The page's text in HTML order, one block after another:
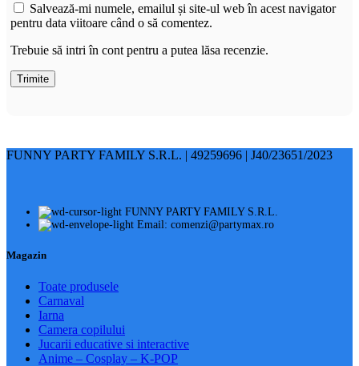
Salvează-mi numele, emailul și site-ul web în acest navigator
pentru data viitoare când o să comentez.
Trebuie să intri în cont pentru a putea lăsa recenzie.
FUNNY PARTY FAMILY S.R.L. | 49259696 | J40/23651/2023
FUNNY PARTY FAMILY S.R.L.
Email: comenzi@partymax.ro
Magazin
Toate produsele
Carnaval
Iarna
Camera copilului
Jucarii educative si interactive
Anime – Cosplay – K‑POP